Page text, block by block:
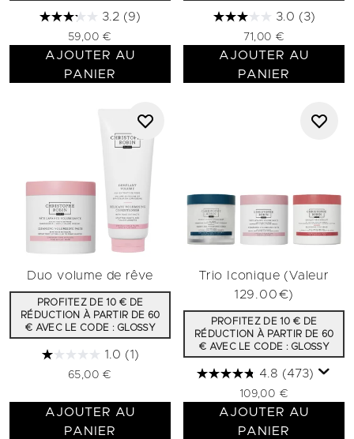
3.2 (9)
59,00 €
AJOUTER AU
PANIER
3.0 (3)
71,00 €
AJOUTER AU
PANIER
Duo volume de rêve
PROFITEZ DE 10 € DE
RÉDUCTION À PARTIR DE 60
€ AVEC LE CODE : GLOSSY
1.0 (1)
65,00 €
AJOUTER AU
PANIER
Trio Iconique (Valeur
129.00€)
PROFITEZ DE 10 € DE
RÉDUCTION À PARTIR DE 60
€ AVEC LE CODE : GLOSSY
4.8 (473)
109,00 €
AJOUTER AU
PANIER